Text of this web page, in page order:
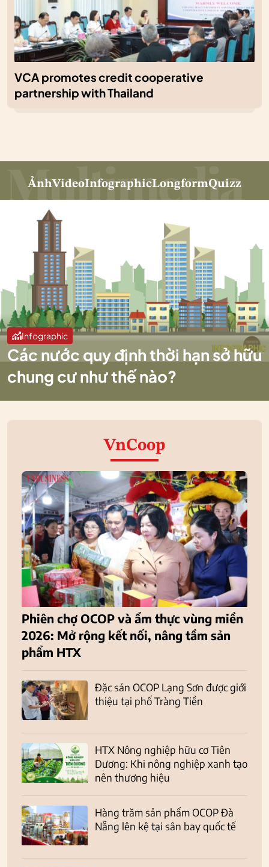
VCA promotes credit cooperative
partnership with Thailand
ẢnhVideoInfographicLongformQuizz
Infographic
Các nước quy định thời hạn sở hữu
chung cư như thế nào?
VnCoop
Phiên chợ OCOP và ẩm thực vùng miền
2026: Mở rộng kết nối, nâng tầm sản
phẩm HTX
Đặc sản OCOP Lạng Sơn được giới
thiệu tại phố Tràng Tiền
HTX Nông nghiệp hữu cơ Tiên
Dương: Khi nông nghiệp xanh tạo
nên thương hiệu
Hàng trăm sản phẩm OCOP Đà
Nẵng lên kệ tại sân bay quốc tế